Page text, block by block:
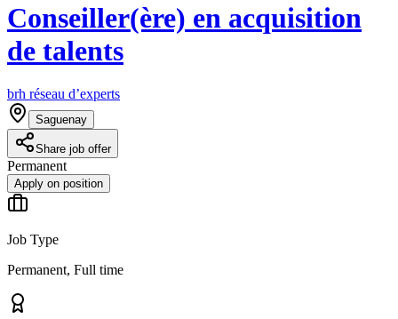
Conseiller(ère) en acquisition
de talents
brh réseau d’experts
Saguenay
Share job offer
Permanent
Apply on position
Job Type
Permanent, Full time